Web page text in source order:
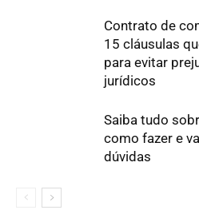
Contrato de
15 cláusulas
para evitar
jurídicos
Saiba tudo
como fazer e
dúvidas